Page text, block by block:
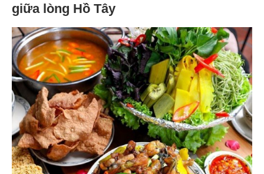
giữa lòng Hồ Tây